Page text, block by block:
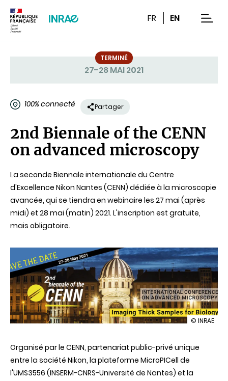
FR EN
27-28 MAI 2021
Statut
TERMINÉ
100% connecté Partager
2nd Biennale of the CENN
on advanced microscopy
La seconde Biennale internationale du Centre
d'Excellence Nikon Nantes (CENN) dédiée à la microscopie
avancée, qui se tiendra en webinaire les 27 mai (après
midi) et 28 mai (matin) 2021. L'inscription est gratuite,
mais obligatoire.
illustration
of
on
© INRAE
Organisé par le CENN, partenariat public-privé unique
entre la société Nikon, la plateforme MicroPICell de
l'UMS3556 (INSERM-CNRS-Université de Nantes) et la